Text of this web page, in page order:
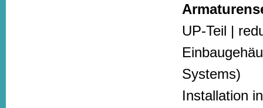
UP-Teil |
Systems)
Installation